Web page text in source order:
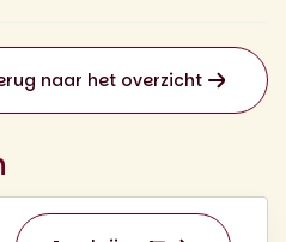
naar het overzicht